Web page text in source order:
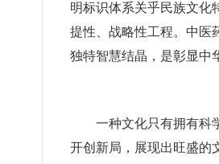
明标识体系关乎民族文化
提性、战略性工程。中医
独特智慧结晶，是彰显中
一种文化只有拥有科
开创新局，展现出旺盛的